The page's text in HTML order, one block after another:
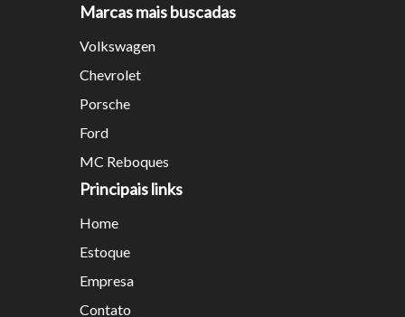
Marcas mais buscadas
Volkswagen
Chevrolet
Porsche
Ford
MC Reboques
Principais links
Home
Estoque
Empresa
Contato